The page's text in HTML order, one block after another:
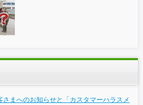
さまへのお知らせと「カスタマーハラスメ